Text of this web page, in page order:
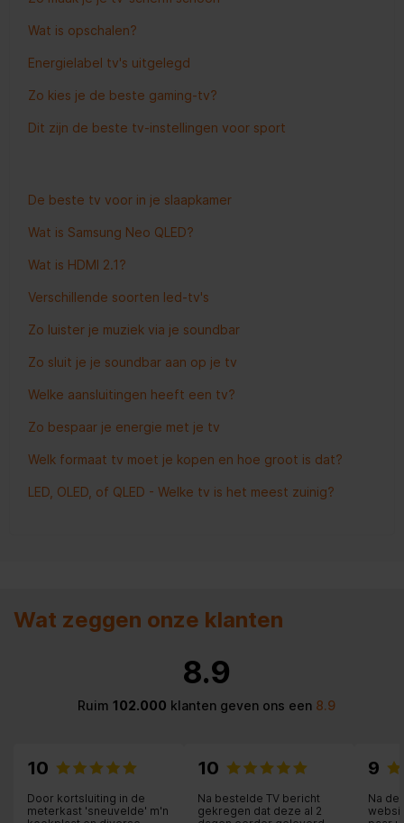
Wat is opschalen?
Energielabel tv's uitgelegd
Zo kies je de beste gaming-tv?
Dit zijn de beste tv-instellingen voor sport
De beste tv voor in je slaapkamer
Wat is Samsung Neo QLED?
Wat is HDMI 2.1?
Verschillende soorten led-tv's
Zo luister je muziek via je soundbar
Zo sluit je je soundbar aan op je tv
Welke aansluitingen heeft een tv?
Zo bespaar je energie met je tv
Welk formaat tv moet je kopen en hoe groot is dat?
LED, OLED, of QLED - Welke tv is het meest zuinig?
Wat zeggen onze klanten
8.9
Ruim 102.000 klanten geven ons een8.9
10
Door kortsluiting in de
meterkast 'sneuvelde' m'n
10
Na bestelde TV bericht
gekregen dat deze al 2
9
Na de